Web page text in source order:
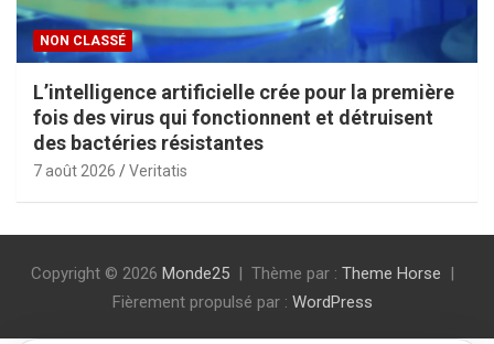
NON CLASSÉ
L’intelligence artificielle crée pour la première
fois des virus qui fonctionnent et détruisent
des bactéries résistantes
7 août 2026 Veritatis
Copyright © 2026 Monde25 Thème par : Theme Horse
Fièrement propulsé par : WordPress